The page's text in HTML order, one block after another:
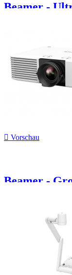
Beamer -
 Vorschau
Beamer -